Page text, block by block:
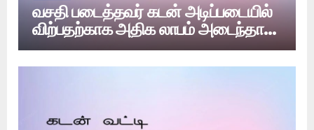
வசதி படைத்தவர் கடன் அடிப்படையில்
விற்பதற்காக அதிக லாபம் அடைந்தால்
அது வட்டியா?